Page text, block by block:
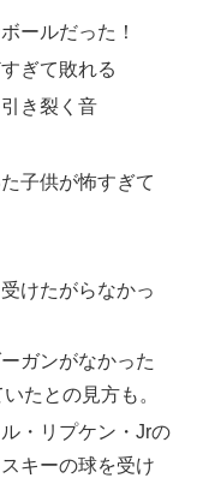
ールだった！
ぎて敗れる
き裂く音
子供が怖すぎて
けたがらなかっ
ガンがなかった
たとの見方も。
・リプケン・Jrの
キーの球を受け